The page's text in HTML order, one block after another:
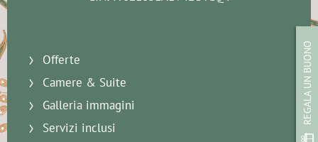
REGALA UN BUONO
Offerte
Camere & Suite
Galleria immagini
Servizi inclusi